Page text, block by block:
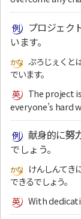
プロジェク
います。
ぷろじぇくと
でいます。
The project
everyone’s hard
献身的に努
でしょう。
けんしんてき
できるでしょう。
With